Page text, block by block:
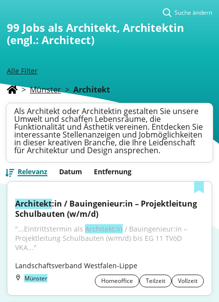
Alle Filter
Suche ändern
99 Jobs als Architekt, Architektin
(engl.: Architect)
> Münster > Architekt
Als Architekt oder Architektin gestalten Sie unsere
Umwelt und schaffen Lebensräume, die
Funktionalität und Ästhetik vereinen. Entdecken Sie
interessante Stellenanzeigen und Jobmöglichkeiten
in dieser kreativen Branche, die Ihre Leidenschaft
für Architektur und Design ansprechen.
Relevanz Datum Entfernung
Architekt:in / Bauingenieur:in – Projektleitung
Schulbauten (w/m/d)
"...Eintrittstermin als Architekt:in / Bauingenieur:in –
Projektleitung Schulbauten (w/m/d) bis EG 11 TVöD
VKA..."
Landschaftsverband Westfalen-Lippe
Münster Homeoffice Teilzeit Vollzeit